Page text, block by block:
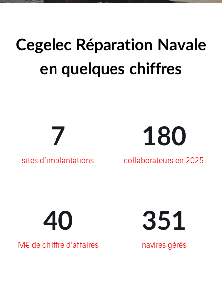
Cegelec Réparation Navale
en quelques chiffres
7
sites d’implantations
180
collaborateurs en 2025
40
M€ de chiffre d’affaires
351
navires gérés